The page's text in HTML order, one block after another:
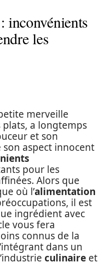
inconvénients
les
merveille
a longtemps
et son
aspect innocent
pour les
Alors que
où l’alimentation
il est
ingrédient avec
vous fera
connus de la
dans un
culinaire et